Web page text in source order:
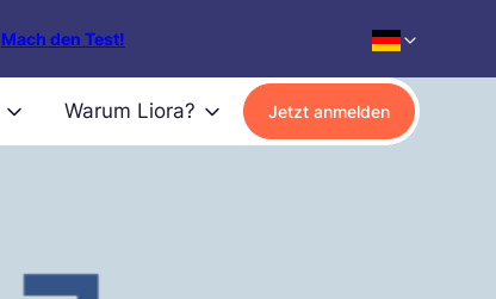
Mach den Test!
Warum Liora? Jetzt anmelden